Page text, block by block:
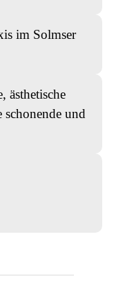
im Solmser
ästhetische
und